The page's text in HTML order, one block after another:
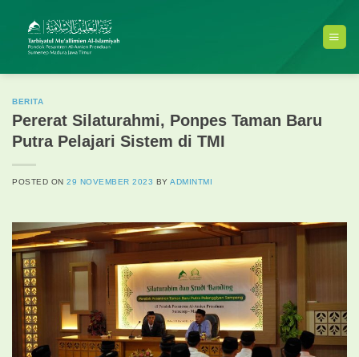
content
BERITA
Pererat Silaturahmi, Ponpes Taman Baru
Putra Pelajari Sistem di TMI
POSTED ON29 NOVEMBER 2023 BYADMINTMI